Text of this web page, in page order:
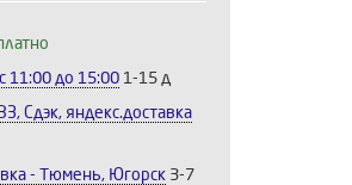
11:00 до 15:00 1-15 д
Сдэк, яндекс.доставка
- Тюмень, Югорск 3-7